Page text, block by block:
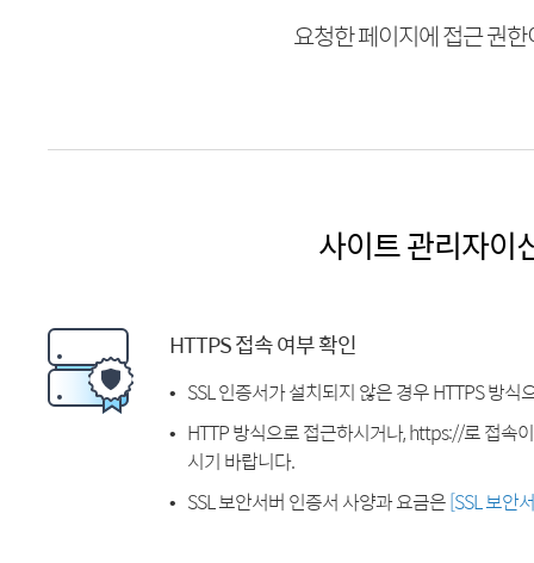
요청한 페이지에 접근 권
사이트 관리자이
HTTPS 접속 여부 확인
SSL 인증서가 설치되지 않은 경우 HTTPS 방식
HTTP 방식으로 접근하시거나, https://로 접속
시기 바랍니다.
SSL 보안서버 인증서 사양과 요금은[SSL 보안